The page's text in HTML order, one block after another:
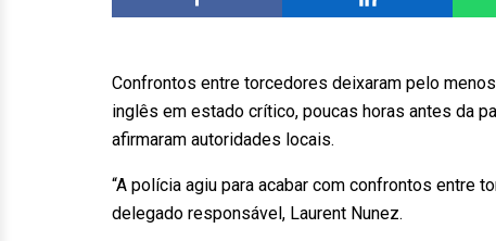
Confrontos entre torcedores deixaram pelo
inglês em estado crítico, poucas horas antes da
afirmaram autoridades locais.
“A polícia agiu para acabar com confrontos entre
delegado responsável, Laurent Nunez.